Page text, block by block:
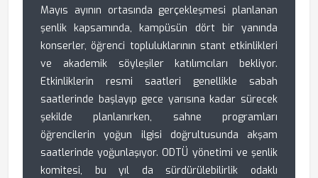
Mayıs ayının ortasında gerçekleşmesi planlanan
şenlik kapsamında, kampüsün dört bir yanında
konserler, öğrenci topluluklarının stant etkinlikleri
ve akademik söyleşiler katılımcıları bekliyor.
Etkinliklerin resmi saatleri genellikle sabah
saatlerinde başlayıp gece yarısına kadar sürecek
şekilde planlanırken, sahne programları
öğrencilerin yoğun ilgisi doğrultusunda akşam
saatlerinde yoğunlaşıyor. ODTÜ yönetimi ve şenlik
komitesi, bu yıl da sürdürülebilirlik odaklı